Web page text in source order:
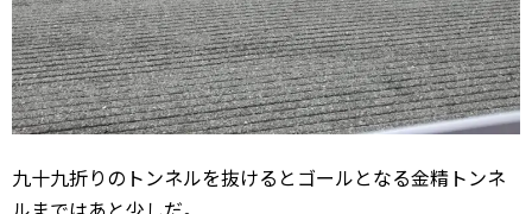
九十九折りのトンネルを抜けるとゴールとなる金精トンネ